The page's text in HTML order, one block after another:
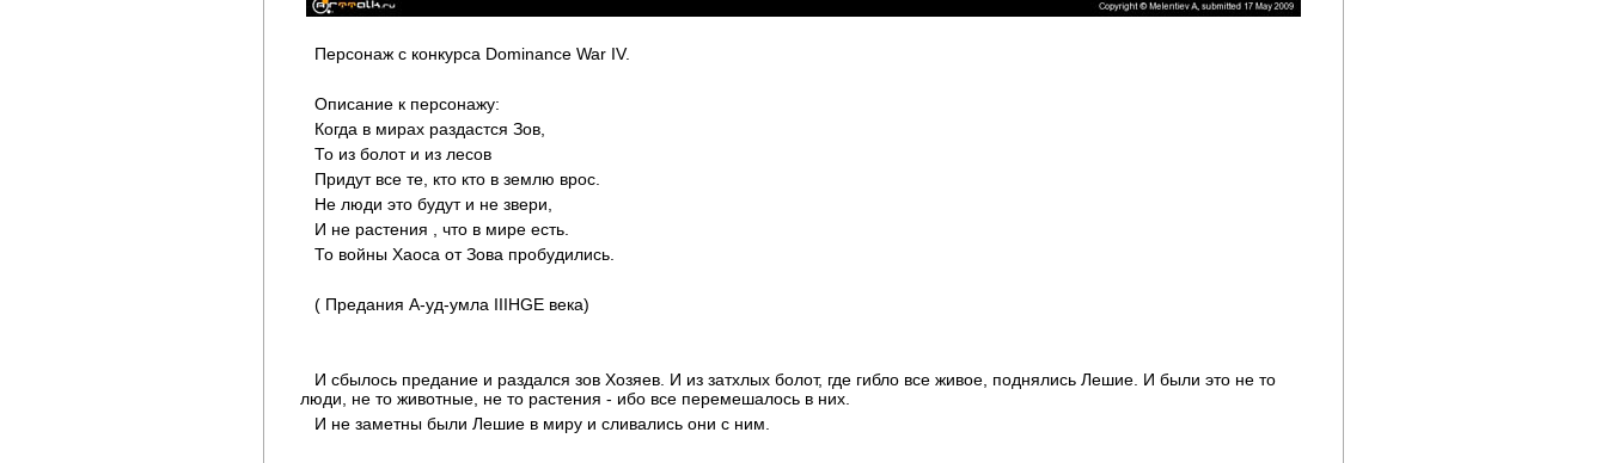
Персонаж с конкурса Dominance War IV.
Описание к персонажу:
Когда в мирах раздастся Зов,
То из болот и из лесов
Придут все те, кто кто в землю врос.
Не люди это будут и не звери,
И не растения , что в мире есть.
То войны Хаоса от Зова пробудились.
( Предания А-уд-умла IIIHGE века)
И сбылось предание и раздался зов Хозяев. И из затхлых болот, где гибло все живое, поднялись Лешие. И были это не то
люди, не то животные, не то растения - ибо все перемешалось в них.
И не заметны были Лешие в миру и сливались они с ним.